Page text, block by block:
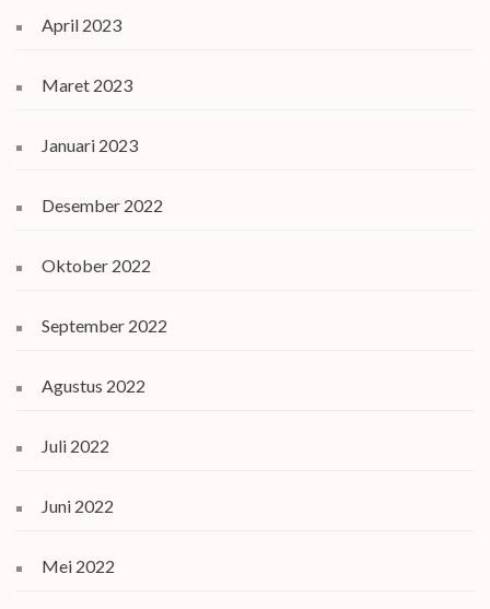
April 2023
Maret 2023
Januari 2023
Desember 2022
Oktober 2022
September 2022
Agustus 2022
Juli 2022
Juni 2022
Mei 2022